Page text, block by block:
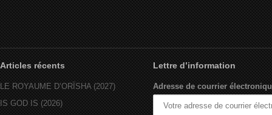
Articles récents
LE ROYAUME D’ORÏSHA (2027)
IS GOD IS (2026)
Lettre d’information
Adresse de courrier